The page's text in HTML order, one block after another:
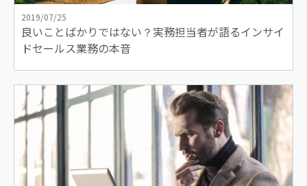
2019/07/25
良いことばかりではない？実務担当者が語るインサイ
ドセールス業務の本音